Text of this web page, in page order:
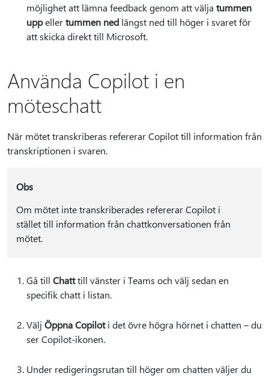
möjlighet att lämna feedback genom att välja tummen
uppellertummen ned längst ned till höger i svaret för
att skicka direkt till Microsoft.
Använda Copilot i en
möteschatt
När mötet transkriberas refererar Copilot till information från
transkriptionen i svaren.
Obs
Om mötet inte transkriberades refererar Copilot i
stället till information från chattkonversationen från
mötet.
Gå till Chatttill vänster i Teams och välj sedan en
specifik chatt i listan.
Välj Öppna Copiloti det övre högra hörnet i chatten – du
ser Copilot-ikonen.
Under redigeringsrutan till höger om chatten väljer du